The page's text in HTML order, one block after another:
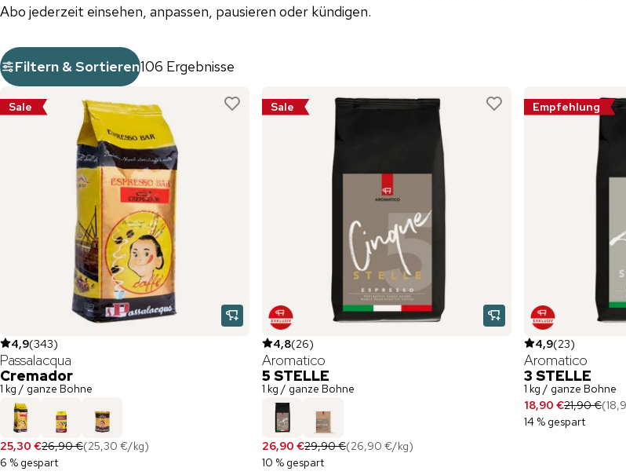
Abo jederzeit einsehen, anpassen, pausieren oder kündigen.
Filtern & Sortieren106 Ergebnisse
Sale
4,9(343)
Passalacqua
Cremador
1 kg / ganze Bohne
25,30 €26,90 €(25,30 €/kg)
6 % gespart
Sale
4,8(26)
Aromatico
5 STELLE
1 kg / ganze Bohne
26,90 €29,90 €(26,90 €/kg)
10 % gespart
Empfehlung
4,9(23)
Aromatico
3 STELLE
1 kg / ganze Bohne
18,90 €21,90 €(
14 % gespart